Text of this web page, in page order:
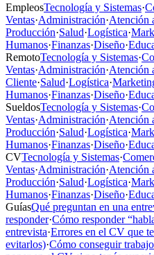
EmpleosTecnología y Sistemas·
Ventas·Administración·Atención
Producción·Salud·Logística·
Humanos·Finanzas·Diseño·
RemotoTecnología y Sistemas·
Ventas·Administración·Atención
Cliente·Salud·Logística·
Humanos·Finanzas·Diseño·
SueldosTecnología y Sistemas·
Ventas·Administración·Atención
Producción·Salud·Logística·
Humanos·Finanzas·Diseño·
CVTecnología y Sistemas·
Ventas·Administración·Atención
Producción·Salud·Logística·
Humanos·Finanzas·Diseño·
GuíasQué preguntan en una
responder·Cómo responder
entrevista·Errores en el CV que
evitarlos)·Cómo conseguir